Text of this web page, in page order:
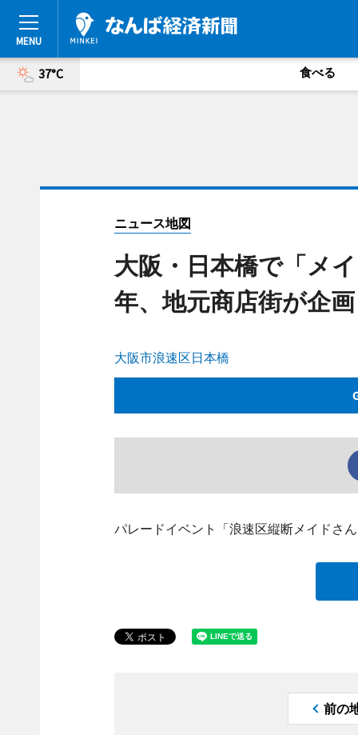
37°C 食べる
ニュース地図
大阪・日本橋で「メ
年、地元商店街が企画
大阪市浪速区日本橋
パレードイベント「浪速区縦断メイドさ
前の